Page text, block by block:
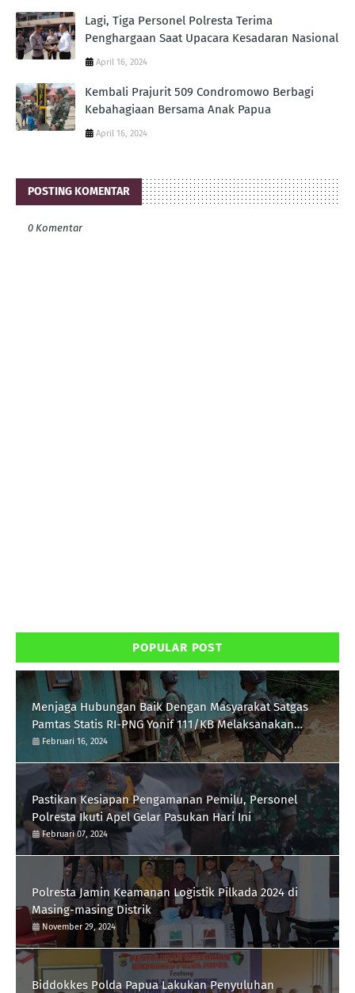
Lagi, Tiga Personel Polresta Terima
Penghargaan Saat Upacara Kesadaran Nasional
April 16, 2024
Kembali Prajurit 509 Condromowo Berbagi
Kebahagiaan Bersama Anak Papua
April 16, 2024
POSTING KOMENTAR
0 Komentar
POPULAR POST
Menjaga Hubungan Baik Dengan Masyarakat Satgas
Pamtas Statis RI-PNG Yonif 111/KB Melaksanakan
Silaturrahmi
Februari 16, 2024
Pastikan Kesiapan Pengamanan Pemilu, Personel
Polresta Ikuti Apel Gelar Pasukan Hari Ini
Februari 07, 2024
Polresta Jamin Keamanan Logistik Pilkada 2024 di
Masing-masing Distrik
November 29, 2024
Biddokkes Polda Papua Lakukan Penyuluhan